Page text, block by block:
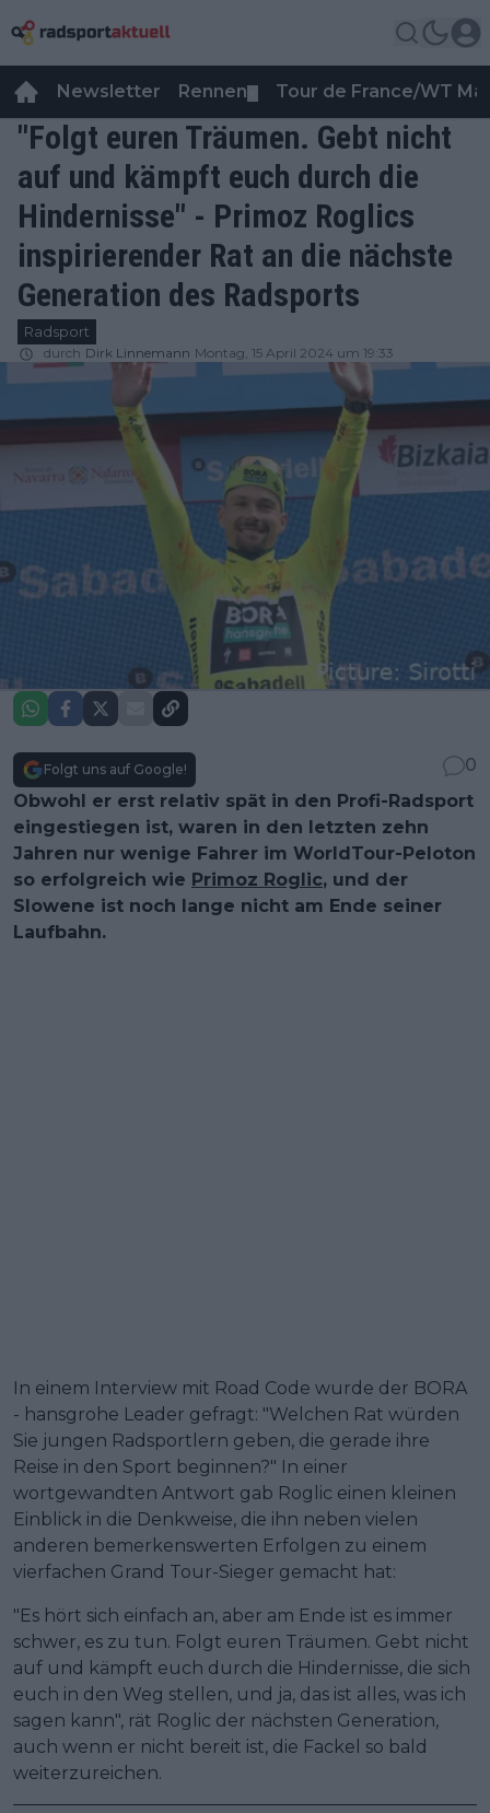
Newsletter Rennen Tour de France/WT
"Folgt euren Träumen. Gebt nicht
auf und kämpft euch durch die
Hindernisse" - Primoz Roglics
inspirierender Rat an die nächste
Generation des Radsports
Radsport
durch Dirk Linnemann Montag, 15 April 2024 um 19:33
Folgt uns auf Google!
0
Obwohl er erst relativ spät in den Profi-Radsport
eingestiegen ist, waren in den letzten zehn
Jahren nur wenige Fahrer im WorldTour-Peloton
so erfolgreich wie Primoz Roglic, und der
Slowene ist noch lange nicht am Ende seiner
Laufbahn.
In einem Interview mit Road Code wurde der BORA
- hansgrohe Leader gefragt: "Welchen Rat würden
Sie jungen Radsportlern geben, die gerade ihre
Reise in den Sport beginnen?" In einer
wortgewandten Antwort gab Roglic einen kleinen
Einblick in die Denkweise, die ihn neben vielen
anderen bemerkenswerten Erfolgen zu einem
vierfachen Grand Tour-Sieger gemacht hat:
"Es hört sich einfach an, aber am Ende ist es immer
schwer, es zu tun. Folgt euren Träumen. Gebt nicht
auf und kämpft euch durch die Hindernisse, die sich
euch in den Weg stellen, und ja, das ist alles, was ich
sagen kann", rät Roglic der nächsten Generation,
auch wenn er nicht bereit ist, die Fackel so bald
weiterzureichen.